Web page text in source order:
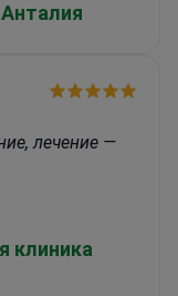
лечение —
клиника